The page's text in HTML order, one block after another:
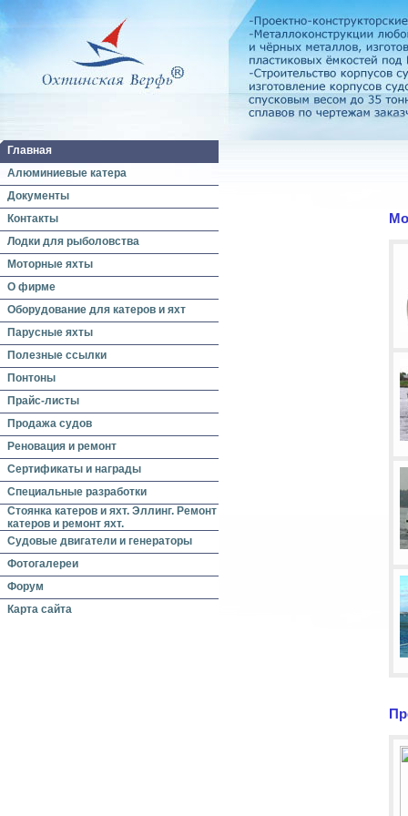
Главная
Алюминиевые катера
Документы
Контакты
Лодки для рыболовства
Моторные яхты
О фирме
Оборудование для катеров и яхт
Парусные яхты
Полезные ссылки
Понтоны
Прайс-листы
Продажа судов
Реновация и ремонт
Сертификаты и награды
Специальные разработки
Стоянка катеров и яхт. Эллинг. Ремонт
катеров и ремонт яхт.
Судовые двигатели и генераторы
Фотогалереи
Форум
Карта сайта